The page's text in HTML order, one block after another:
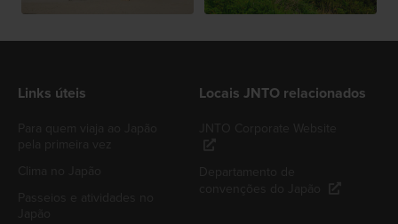
Links úteis Locais JNTO relacionados